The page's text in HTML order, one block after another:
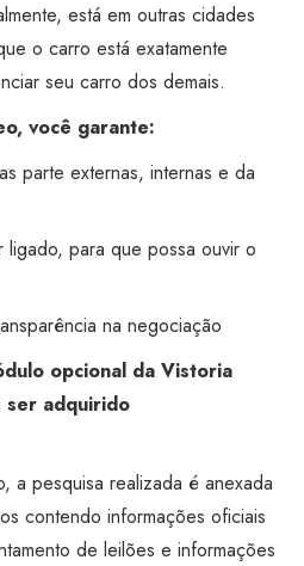
está em outras cidades
o carro está exatamente
seu carro dos demais.
você garante:
parte externas, internas e da
ligado, para que possa ouvir o
na negociação
opcional da Vistoria
adquirido
a pesquisa realizada é anexada
contendo informações oficiais
de leilões e informações